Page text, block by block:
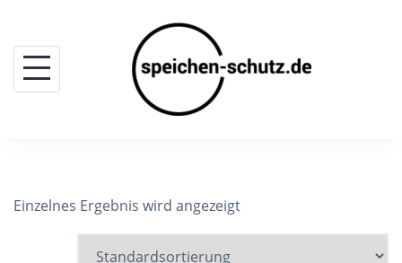
content
Einzelnes Ergebnis wird angezeigt